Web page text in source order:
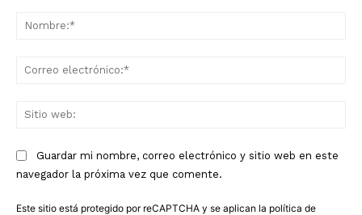
Guardar mi nombre, correo electrónico y sitio web en este
navegador la próxima vez que comente.
Este sitio está protegido por reCAPTCHA y se aplican la política de